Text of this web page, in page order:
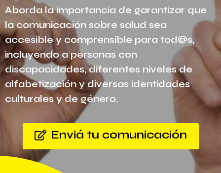
Aborda la importancia de garantizar que
la comunicación sobre salud sea
accesible y comprensible para tod@s,
incluyendo a personas con
discapacidades, diferentes niveles de
alfabetización y diversas identidades
culturales y de género.
Enviá tu comunicación